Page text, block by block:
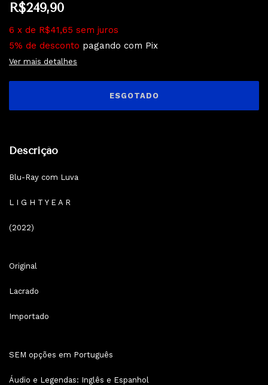
R$249,90
6 x de R$41,65 sem juros
5% de desconto pagando com Pix
Ver mais detalhes
Descrição
Blu-Ray com Luva
L I G H T Y E A R
(2022)
Original
Lacrado
Importado
SEM opções em Português
Áudio e Legendas: Inglês e Espanhol